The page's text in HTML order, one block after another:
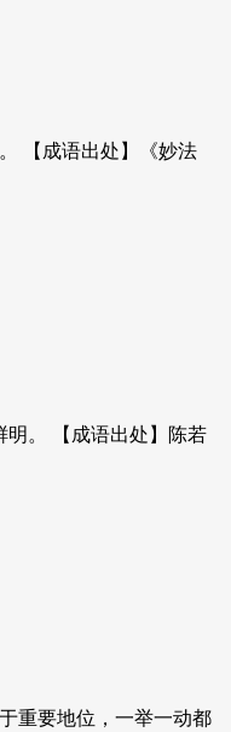
【成语出处】《妙法
明。 【成语出处】陈若
重要地位，一举一动都